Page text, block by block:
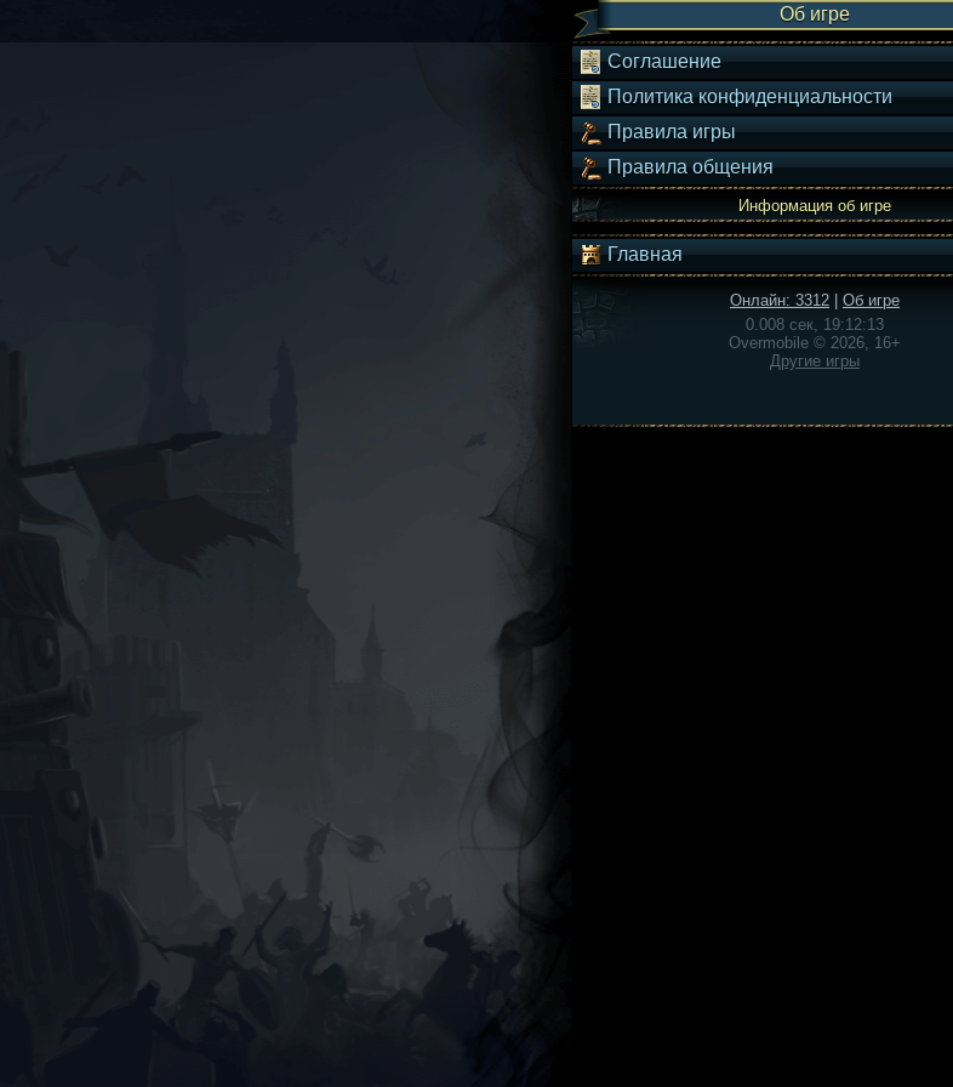
Об игре
Соглашение
Политика конфиденциальности
Правила игры
Правила общения
Информация об игре
Главная
Онлайн: 3312
Об игре
0.008 сек, 19:12:13
Overmobile © 2026, 16+
Другие игры